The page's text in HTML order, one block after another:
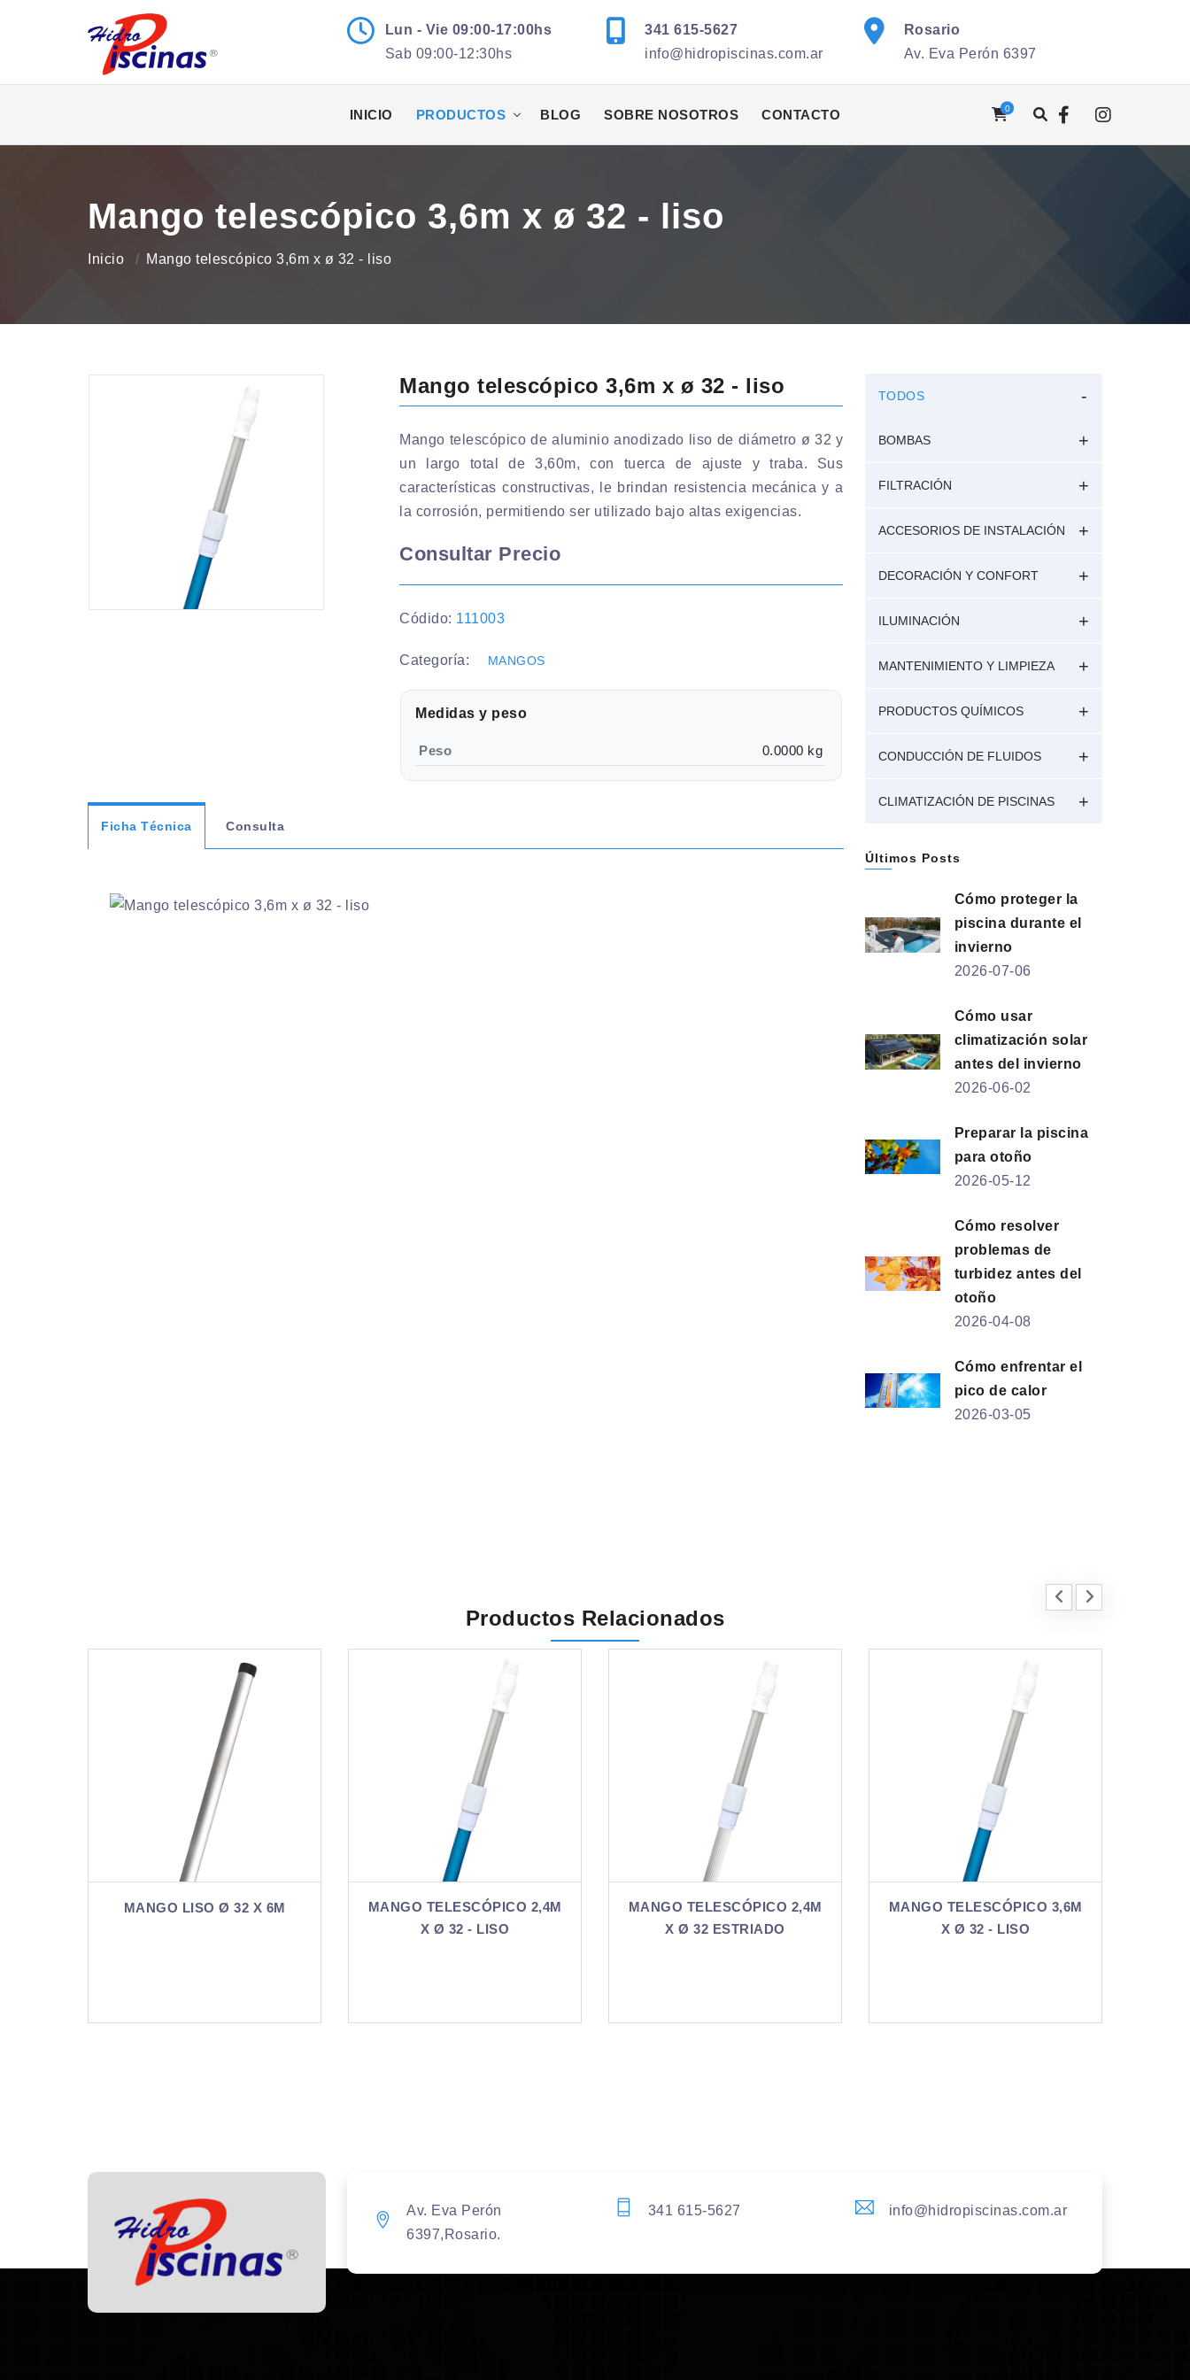
Lun - Vie 09:00-17:00hs
Sab 09:00-12:30hs
341 615-5627
info@hidropiscinas.com.ar
Rosario
Av. Eva Perón 6397
INICIO PRODUCTOS BLOG SOBRE NOSOTROS CONTACTO 0
Mango telescópico 3,6m x ø 32 - liso
Inicio Mango telescópico 3,6m x ø 32 - liso
Mango telescópico 3,6m x ø 32 - liso
Mango telescópico de aluminio anodizado liso de diámetro ø 32 y
un largo total de 3,60m, con tuerca de ajuste y traba. Sus
características constructivas, le brindan resistencia mecánica y a
la corrosión, permitiendo ser utilizado bajo altas exigencias.
Consultar Precio
Códido: 111003
Categoría: MANGOS
Medidas y peso
Peso 0.0000 kg
Ficha Técnica Consulta
TODOS
BOMBAS
FILTRACIÓN
ACCESORIOS DE INSTALACIÓN
DECORACIÓN Y CONFORT
ILUMINACIÓN
MANTENIMIENTO Y LIMPIEZA
PRODUCTOS QUÍMICOS
CONDUCCIÓN DE FLUIDOS
CLIMATIZACIÓN DE PISCINAS
Últimos Posts
Cómo proteger la
piscina durante el
invierno
2026-07-06
Cómo usar
climatización solar
antes del invierno
2026-06-02
Preparar la piscina
para otoño
2026-05-12
Cómo resolver
problemas de
turbidez antes del
otoño
2026-04-08
Cómo enfrentar el
pico de calor
2026-03-05
Productos Relacionados
MANGO TELESCÓPICO 2,4M
MANGO TELESCÓPICO 2,4M
X Ø 32 ESTRIADO
MANGO TELESCÓPICO 3,6M
X Ø 32 - LISO
MANGO TELESCÓPICO 3,6M
X Ø 32 ESTRIADO
Av. Eva Perón
6397,Rosario.
341 615-5627 info@hidropiscinas.com.ar